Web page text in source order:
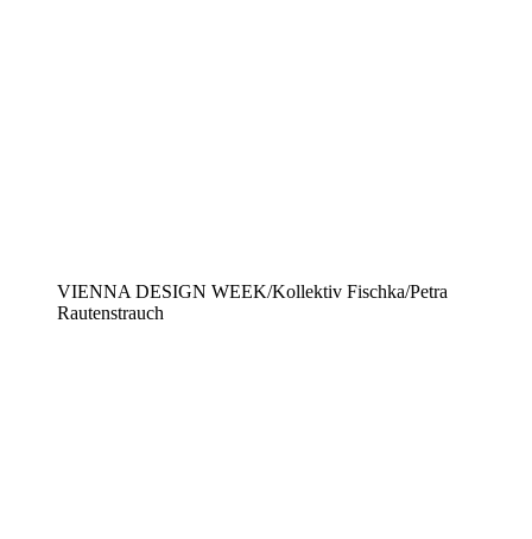
VIENNA DESIGN WEEK/Kollektiv Fischka/Petra
Rautenstrauch